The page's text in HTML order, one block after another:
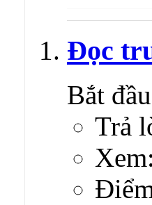
Đọc
Bắt
Trả